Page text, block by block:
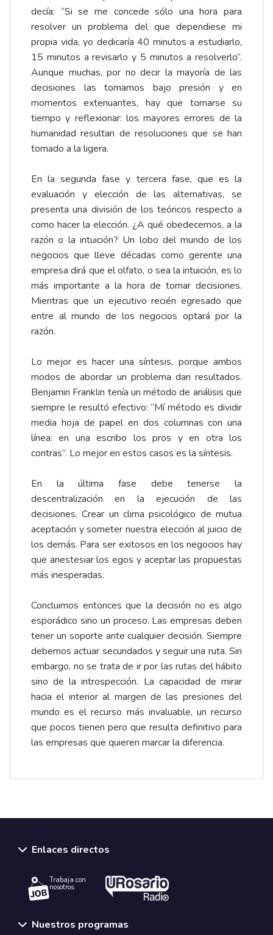
decía: “Si se me concede sólo una hora para
resolver un problema del que dependiese mi
propia vida, yo dedicaría 40 minutos a estudiarlo,
15 minutos a revisarlo y 5 minutos a resolverlo”.
Aunque muchas, por no decir la mayoría de las
decisiones las tomamos bajo presión y en
momentos extenuantes, hay que tomarse su
tiempo y reflexionar: los mayores errores de la
humanidad resultan de resoluciones que se han
tomado a la ligera.
En la segunda fase y tercera fase, que es la
evaluación y elección de las alternativas, se
presenta una división de los teóricos respecto a
como hacer la elección. ¿A qué obedecemos, a la
razón o la intuición? Un lobo del mundo de los
negocios que lleve décadas como gerente una
empresa dirá que el olfato, o sea la intuición, es lo
más importante a la hora de tomar decisiones.
Mientras que un ejecutivo recién egresado que
entre al mundo de los negocios optará por la
razón.
Lo mejor es hacer una síntesis, porque ambos
modos de abordar un problema dan resultados.
Benjamin Franklin tenía un método de análisis que
siempre le resultó efectivo: “Mí método es dividir
media hoja de papel en dos columnas con una
línea: en una escribo los pros y en otra los
contras”. Lo mejor en estos casos es la síntesis.
En la última fase debe tenerse la
descentralización en la ejecución de las
decisiones. Crear un clima psicológico de mutua
aceptación y someter nuestra elección al juicio de
los demás. Para ser exitosos en los negocios hay
que anestesiar los egos y aceptar las propuestas
más inesperadas.
Concluimos entonces que la decisión no es algo
esporádico sino un proceso. Las empresas deben
tener un soporte ante cualquier decisión. Siempre
debemos actuar secundados y seguir una ruta. Sin
embargo, no se trata de ir por las rutas del hábito
sino de la introspección. La capacidad de mirar
hacia el interior al margen de las presiones del
mundo es el recurso más invaluable, un recurso
que pocos tienen pero que resulta definitivo para
las empresas que quieren marcar la diferencia.
Enlaces directos
Trabaja con
nosotros.
Nuestros programas